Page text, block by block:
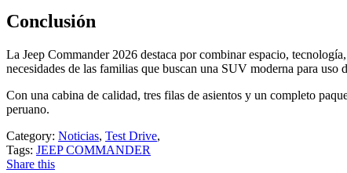
Conclusión
La Jeep Commander 2026 destaca por combinar espacio,
necesidades de las familias que buscan una SUV moderna para uso
Con una cabina de calidad, tres filas de asientos y un completo
peruano.
Category: Noticias, Test Drive,
Tags: JEEP COMMANDER
Share this